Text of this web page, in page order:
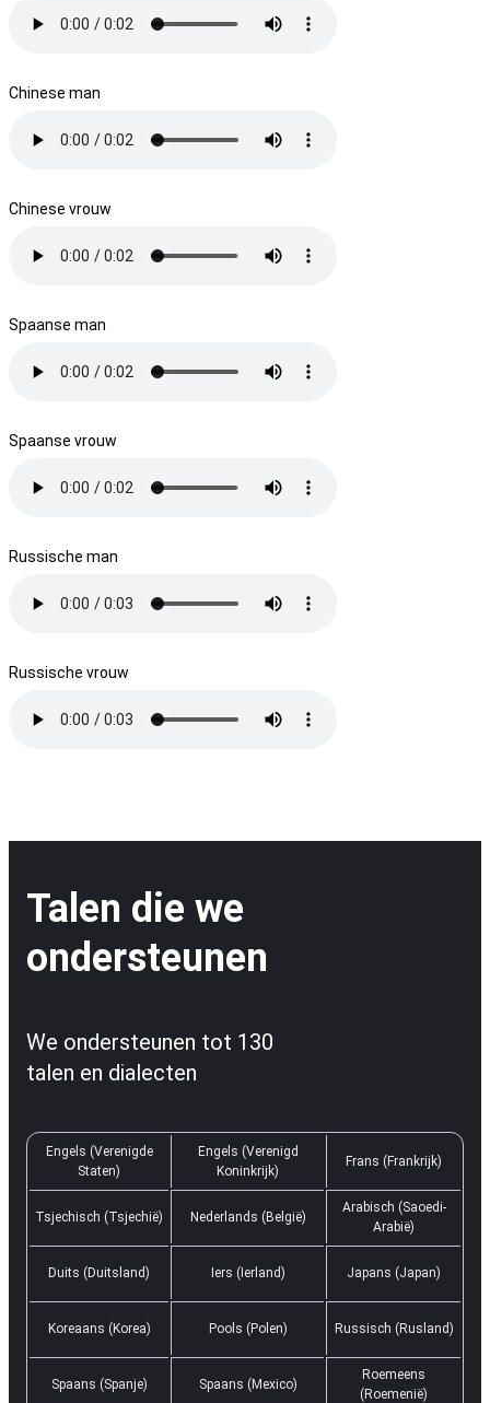
Chinese man
Chinese vrouw
Spaanse man
Spaanse vrouw
Russische man
Russische vrouw
Talen die we
ondersteunen
We ondersteunen tot 130
talen en dialecten
Engels (Verenigde
Staten)
Engels (Verenigd
Koninkrijk)
Frans (Frankrijk)
Tsjechisch (Tsjechië) Nederlands (België)
Arabisch (Saoedi-
Arabië)
Duits (Duitsland) Iers (Ierland) Japans (Japan)
Koreaans (Korea) Pools (Polen) Russisch (Rusland)
Spaans (Spanje) Spaans (Mexico)
Roemeens
(Roemenië)